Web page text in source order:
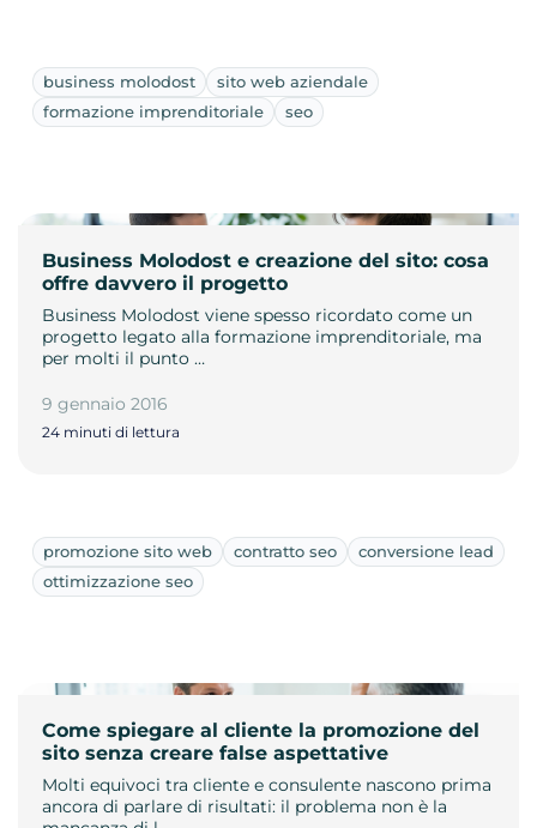
business molodost
sito web aziendale
formazione imprenditoriale
seo
Business Molodost e creazione del sito: cosa
offre davvero il progetto
Business Molodost viene spesso ricordato come un
progetto legato alla formazione imprenditoriale, ma
per molti il punto …
9 gennaio 2016
24 minuti di lettura
promozione sito web contratto seo
conversione lead
ottimizzazione seo
Come spiegare al cliente la promozione del
sito senza creare false aspettative
Molti equivoci tra cliente e consulente nascono prima
ancora di parlare di risultati: il problema non è la